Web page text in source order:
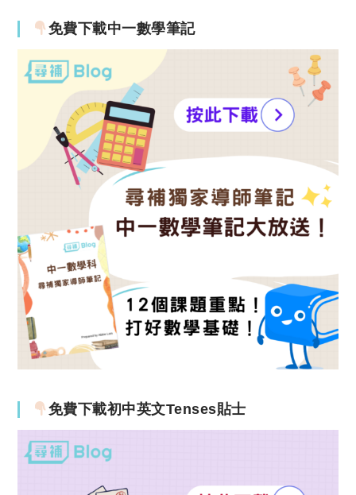
免費下載中一數學筆記
免費下載初中英文Tenses貼士